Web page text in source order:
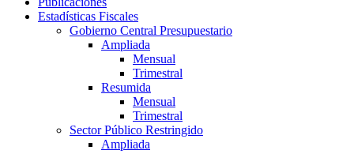
Estadísticas Fiscales
Gobierno Central Presupuestario
Ampliada
Mensual
Trimestral
Resumida
Mensual
Trimestral
Sector Público Restringido
Ampliada